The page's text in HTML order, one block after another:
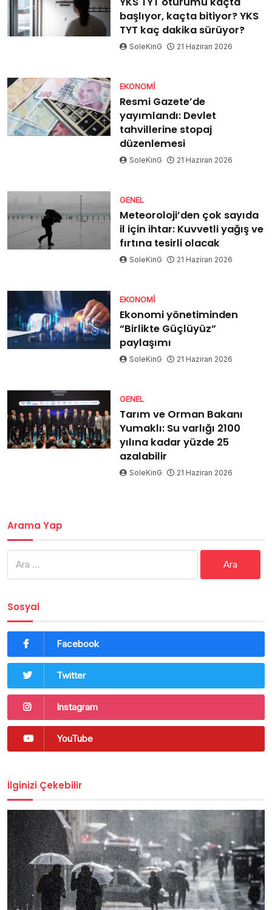
başlıyor, kaçta bitiyor? YKS
TYT kaç dakika sürüyor?
SoleKinG 21 Haziran 2026
EKONOMI
Resmi Gazete’de
yayımlandı: Devlet
tahvillerine stopaj
düzenlemesi
SoleKinG 21 Haziran 2026
GENEL
Meteoroloji’den çok sayıda
il için ihtar: Kuvvetli yağış ve
fırtına tesirli olacak
SoleKinG 21 Haziran 2026
EKONOMI
Ekonomi yönetiminden
“Birlikte Güçlüyüz”
paylaşımı
SoleKinG 21 Haziran 2026
GENEL
Tarım ve Orman Bakanı
Yumaklı: Su varlığı 2100
yılına kadar yüzde 25
azalabilir
SoleKinG 21 Haziran 2026
Arama Yap
Sosyal
Facebook
Twitter
Instagram
YouTube
İlginizi Çekebilir